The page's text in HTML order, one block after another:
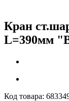
Кран
L=390мм
Код товара: